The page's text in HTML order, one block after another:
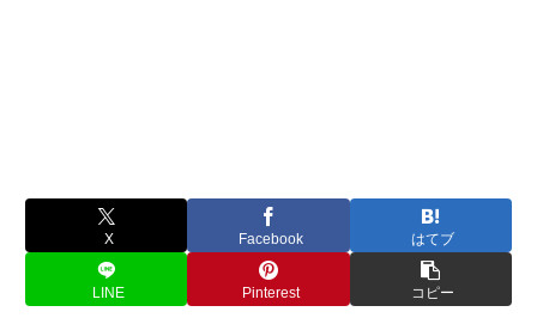
X Facebook はてブ
LINE Pinterest コピー